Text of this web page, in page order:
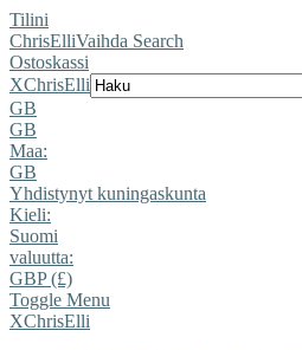
Tilini
ChrisElliVaihda Search
Ostoskassi
XChrisElli
GB
GB
Maa:
GB
Yhdistynyt kuningaskunta
Kieli:
Suomi
valuutta:
GBP (£)
Toggle Menu
XChrisElli